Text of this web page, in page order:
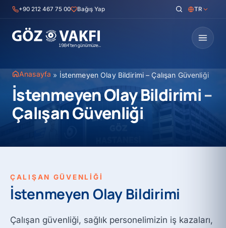
İçeriğe+90 212 467 75 00 Bağış Yap TR
Anasayfa » İstenmeyen Olay Bildirimi – Çalışan Güvenliği
İstenmeyen Olay Bildirimi –
Çalışan Güvenliği
ÇALIŞAN GÜVENLİĞİ
İstenmeyen Olay Bildirimi
Çalışan güvenliği, sağlık personelimizin iş kazaları,